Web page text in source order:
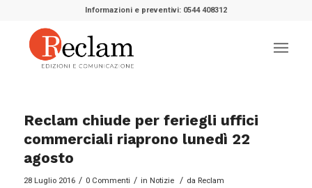
Informazioni e preventivi: 0544 408312
Reclam chiude per feriegli uffici
commerciali riaprono lunedì 22
agosto
28 Luglio 2016 / 0 Commenti / in Notizie / da Reclam